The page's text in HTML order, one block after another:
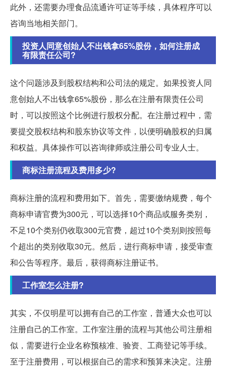
此外，还需要办理食品流通许可证等手续，具体程序可以
咨询当地相关部门。
投资人同意创始人不出钱拿65%股份，如何注册成
有限责任公司?
这个问题涉及到股权结构和公司法的规定。如果投资人同
意创始人不出钱拿65%股份，那么在注册有限责任公司
时，可以按照这个比例进行股权分配。在注册过程中，需
要提交股权结构和股东协议等文件，以便明确股权的归属
和权益。具体操作可以咨询律师或注册公司专业人士。
商标注册流程及费用多少?
商标注册的流程和费用如下。首先，需要缴纳规费，每个
商标申请官费为300元，可以选择10个商品或服务类别，
不足10个类别仍收取300元官费，超过10个类别则按照每
个超出的类别收取30元。然后，进行商标申请，接受审查
和公告等程序。最后，获得商标注册证书。
工作室怎么注册?
其实，不仅明星可以拥有自己的工作室，普通大众也可以
注册自己的工作室。工作室注册的流程与其他公司注册相
似，需要进行企业名称预核准、验资、工商登记等手续。
至于注册费用，可以根据自己的需求和预算来决定。注册